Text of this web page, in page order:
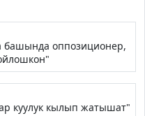
оппозиционер,
куулук кылып жатышат"